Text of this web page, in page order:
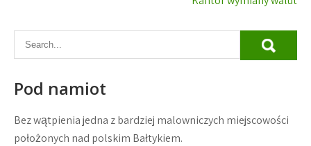
Pod namiot
Bez wątpienia jedna z bardziej malowniczych miejscowości
położonych nad polskim Bałtykiem.